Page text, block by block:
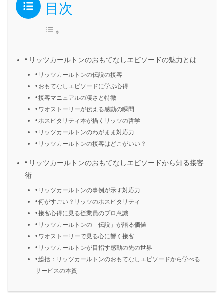
目次
リッツカールトンのおもてなしエピソードの魅力とは
リッツカールトンの伝説の接客
おもてなしエピソードに学ぶ心得
接客マニュアルの凄さと特徴
ワオストーリーが伝える感動の瞬間
ホスピタリティ本が描くリッツの哲学
リッツカールトンのわがまま対応力
リッツカールトンの接客はどこがいい？
リッツカールトンのおもてなしエピソードから知る接客
術
リッツカールトンの事例が示す対応力
何がすごい？リッツのホスピタリティ
接客心得に見る従業員のプロ意識
リッツカールトンの「伝説」が語る価値
ワオストーリーで見る心に響く接客
リッツカールトンが目指す感動の先の世界
総括：リッツカールトンのおもてなしエピソードから学べる
サービスの本質